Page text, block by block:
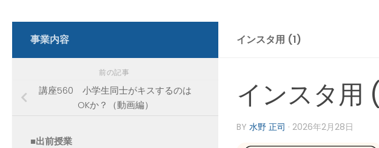
インスタ用 (1)
インスタ用
BY 水野 正司 · 2026年2月28日
事業内容
前の記事
講座560 小学生同士がキスするのは
OKか？（動画編）
■出前授業